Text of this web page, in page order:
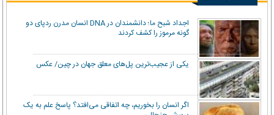
اجداد شبح ما؛ دانشمندان در DNA انسان مدرن ردپای دو
گونه مرموز را کشف کردند
یکی از عجیب‌ترین پل‌های معلق جهان در چین/ عکس
اگر انسان را بخوریم، چه اتفاقی می‌افتد؟ پاسخ علم به یک